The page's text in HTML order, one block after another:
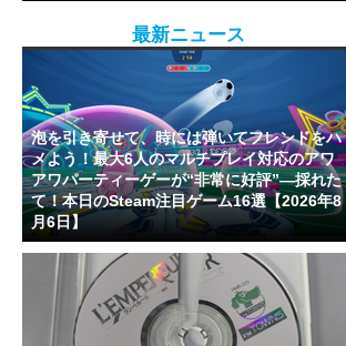
最新ニュース
泡を引き寄せて、時には弾いてフレンドをハ
メよう！最大6人のマルチプレイ対応のアワ
アワパーティーゲーが“非常に好評”―採れた
て！本日のSteam注目ゲーム16選【2026年8
月6日】